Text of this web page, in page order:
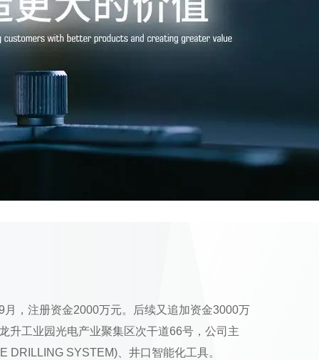
，注册资金2000万元。后续又追加资金3000万
升工业园光电产业聚集区次干道66号，公司主
DRILLING SYSTEM)、井口智能化工具。